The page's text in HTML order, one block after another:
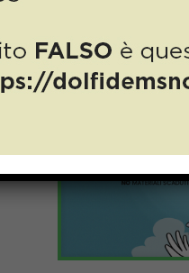
23 Maggio 2023